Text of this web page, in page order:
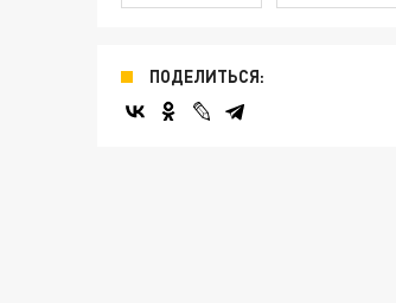
ПОДЕЛИТЬСЯ: